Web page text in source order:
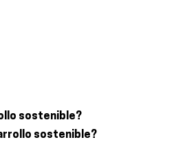
sostenible?
sostenible?